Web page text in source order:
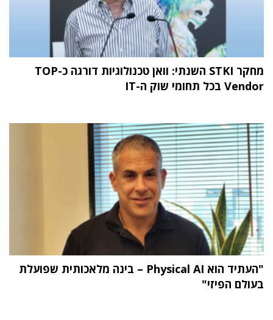
מחקר STKI השנתי: וואן טכנולוגיות דורגה כ-TOP
Vendor בכל תחומי שוק ה-IT
"העתיד הוא Physical AI – בינה מלאכותית שפועלת
בעולם הפיזי"